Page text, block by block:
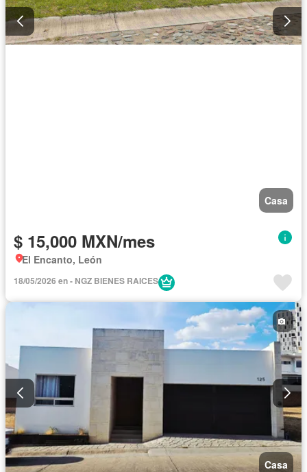
Casa
$ 15,000 MXN/mes
El Encanto, León
18/05/2026 en - NGZ BIENES RAICES
Casa